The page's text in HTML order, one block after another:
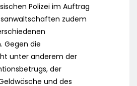
Polizei im Auftrag
zudem
Gegen die
unter anderem der
der
und des